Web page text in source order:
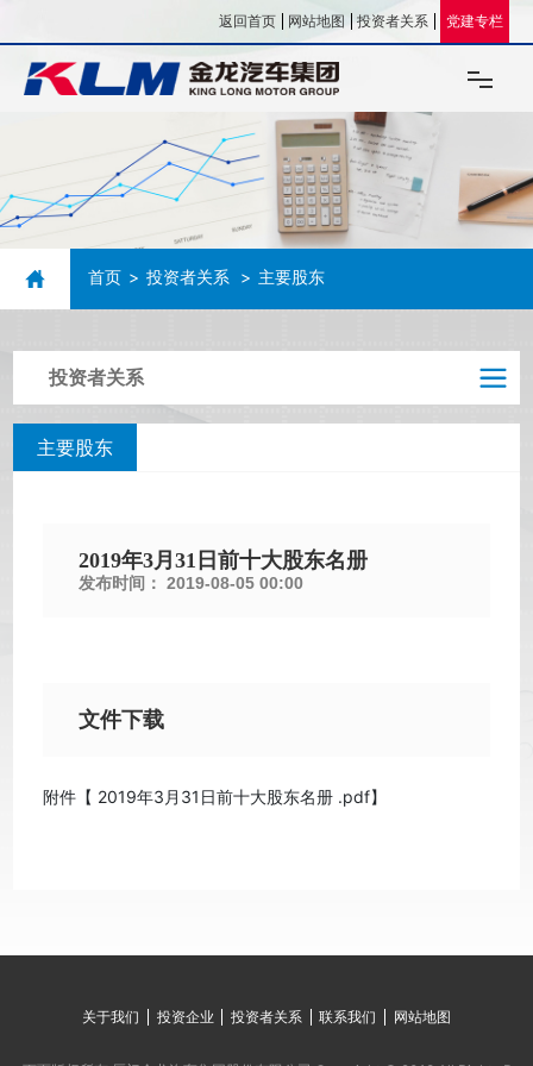
返回首页 网站地图 投资者关系 党建专栏
关于我们
企业文化
投资企业
人力资源
首页 投资者关系 主要股东
投资者关系
主要股东
2019年3月31日前十大股东名册
发布时间： 2019-08-05 00:00
文件下载
附件【 2019年3月31日前十大股东名册 .pdf】
关于我们 投资企业 投资者关系 联系我们 网站地图